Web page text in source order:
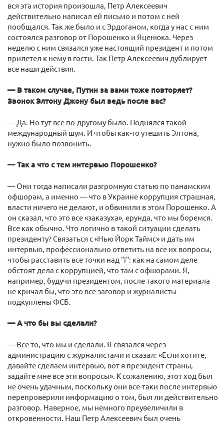
вся эта история произошла, Петр Алексеевич
действительно написал ей письмо и потом с ней
пообщался. Так же было и с Эрдоганом, когда у нас с ним
состоялся разговор от Порошенко и Яценюка. Через
неделю с ним связался уже настоящий президент и потом
прилетел к нему в гости. Так Петр Алексеевич дублирует
все наши действия.
— В таком случае, Путин за вами тоже повторяет?
Звонок Элтону Джону был ведь после вас?
— Да. Но тут все по-другому было. Поднялся такой
международный шум. И чтобы как-то утешить Элтона,
нужно было позвонить.
— Так а что с тем интервью Порошенко?
— Они тогда написали разгромную статью по панамским
офшорам, а именно — что в Украине коррупция страшная,
власти ничего не делают, и обвинили в этом Порошенко. А
он сказал, что это все «заказуха», ерунда, что мы боремся.
Все как обычно. Что логично в такой ситуации сделать
президенту? Связаться с «Нью Йорк Таймс» и дать им
интервью, профессионально ответить на все их вопросы,
чтобы расставить все точки над "і": как на самом деле
обстоят дела с коррупцией, что там с офшорами. Я,
например, будучи президентом, после такого материала
не кричал бы, что это все заговор и журналисты
подкуплены ФСБ.
— А что бы вы сделали?
— Все то, что мы и сделали. Я связался через
администрацию с журналистами и сказал: «Если хотите,
давайте сделаем интервью, вот я президент страны,
задайте мне все эти вопросы». К сожалению, этот ход был
не очень удачным, поскольку они все-таки после интервью
перепроверили информацию о том, был ли действительно
разговор. Наверное, мы немного преувеличили в
откровенности. Наш Петр Алексеевич был очень